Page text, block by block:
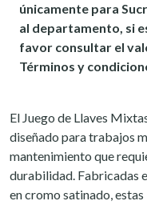
únicamente para
al departamento, si
favor consultar el
Términos y
El Juego de Llaves
diseñado para trabajos
mantenimiento que
durabilidad. Fabricadas
en cromo satinado,